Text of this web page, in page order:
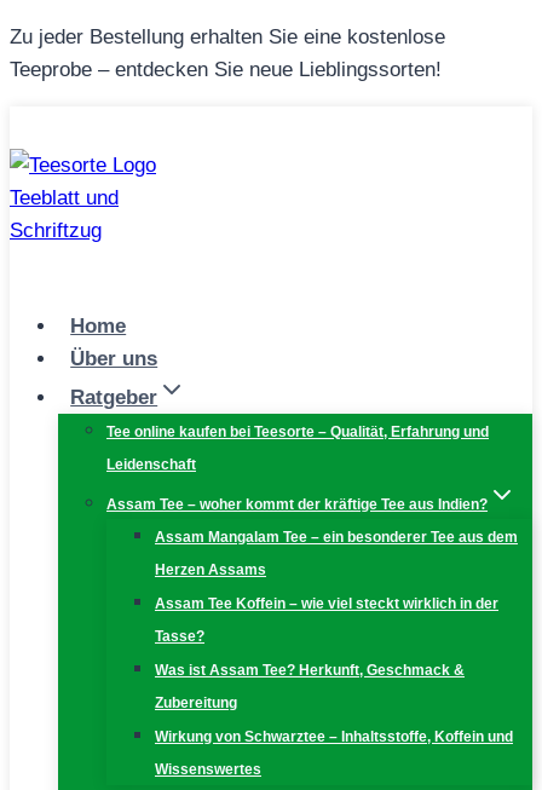
Zum
Inhalt
Zu jeder Bestellung erhalten Sie eine kostenlose
Teeprobe – entdecken Sie neue Lieblingssorten!
Home
Über uns
Ratgeber
Tee online kaufen bei Teesorte – Qualität, Erfahrung und
Leidenschaft
Assam Tee – woher kommt der kräftige Tee aus Indien?
Assam Mangalam Tee – ein besonderer Tee aus dem
Herzen Assams
Assam Tee Koffein – wie viel steckt wirklich in der
Tasse?
Was ist Assam Tee? Herkunft, Geschmack &
Zubereitung
Wirkung von Schwarztee – Inhaltsstoffe, Koffein und
Wissenswertes